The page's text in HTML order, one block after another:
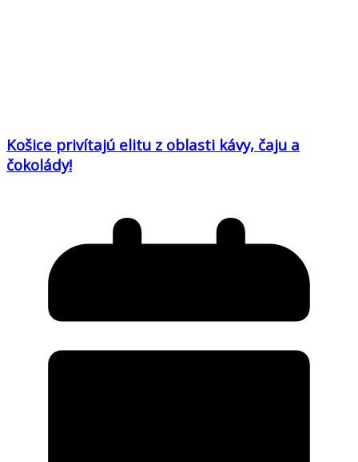
Košice privítajú elitu z oblasti kávy, čaju a
čokolády!